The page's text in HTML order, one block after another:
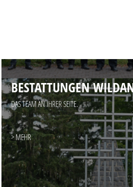
BESTATTUNGEN
DAS TEAM AN IHRER SEITE.
> MEHR